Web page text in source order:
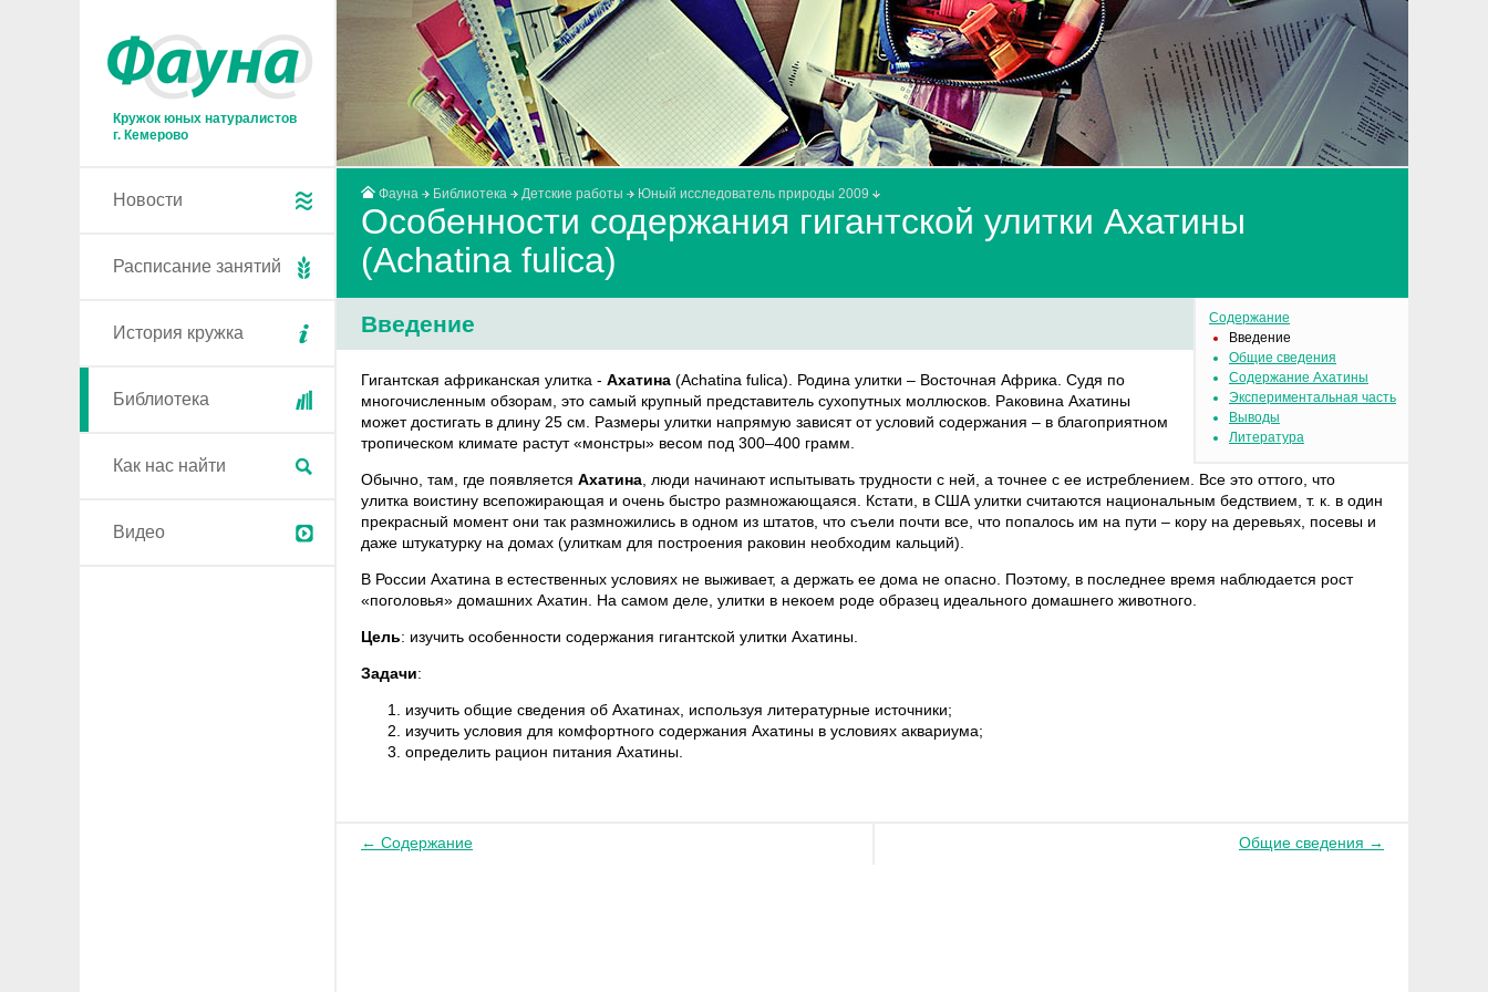
Кружок юных натуралистов
г. Кемерово
Новости
Расписание занятий
История кружка
Библиотека
Как нас найти
Видео
Фауна Библиотека Детские работы Юный исследователь природы 2009
Особенности содержания гигантской улитки Ахатины
(Achatina fulica)
Содержание
Введение
Общие сведения
Содержание Ахатины
Экспериментальная часть
Выводы
Литература
Введение
Гигантская африканская улитка - Ахатина (Achatina fulica). Родина улитки – Восточная Африка. Судя по
многочисленным обзорам, это самый крупный представитель сухопутных моллюсков. Раковина Ахатины
может достигать в длину 25 см. Размеры улитки напрямую зависят от условий содержания – в благоприятном
тропическом климате растут «монстры» весом под 300–400 грамм.
Обычно, там, где появляется Ахатина , люди начинают испытывать трудности с ней, а точнее с ее истреблением. Все это оттого, что
улитка воистину всепожирающая и очень быстро размножающаяся. Кстати, в США улитки считаются национальным бедствием, т. к. в один
прекрасный момент они так размножились в одном из штатов, что съели почти все, что попалось им на пути – кору на деревьях, посевы и
даже штукатурку на домах (улиткам для построения раковин необходим кальций).
В России Ахатина в естественных условиях не выживает, а держать ее дома не опасно. Поэтому, в последнее время наблюдается рост
«поголовья» домашних Ахатин. На самом деле, улитки в некоем роде образец идеального домашнего животного.
Цель: изучить особенности содержания гигантской улитки Ахатины.
Задачи:
изучить общие сведения об Ахатинах, используя литературные источники;
изучить условия для комфортного содержания Ахатины в условиях аквариума;
определить рацион питания Ахатины.
← Содержание Общие сведения →